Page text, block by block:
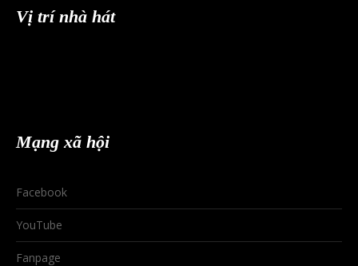
Vị trí nhà hát
Mạng xã hội
Facebook
YouTube
Fanpage